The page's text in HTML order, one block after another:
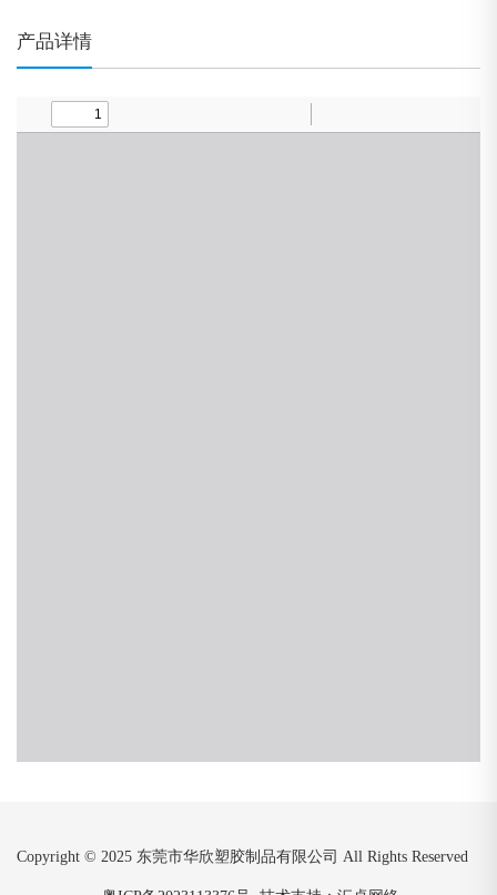
产品详情
Copyright © 2025 东莞市华欣塑胶制品有限公司 All Rights Reserved